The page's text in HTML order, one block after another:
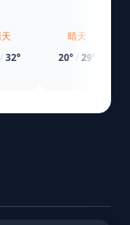
/32°
晴天
20° /29°